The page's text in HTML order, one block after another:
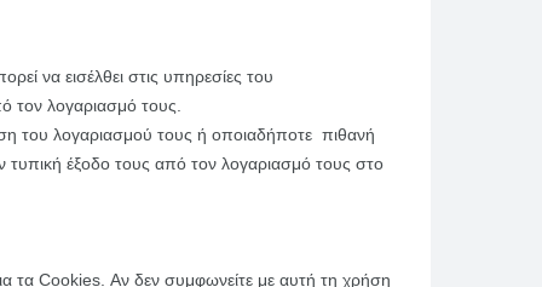
να εισέλθει στις υπηρεσίες του
τον λογαριασμό τους.
του λογαριασμού τους ή οποιαδήποτε πιθανή
τυπική έξοδο τους από τον λογαριασμό τους στο
τα Cookies. Αν δεν συμφωνείτε με αυτή τη χρήση